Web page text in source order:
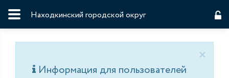
Находкинский городской округ
×
Информация для пользователей